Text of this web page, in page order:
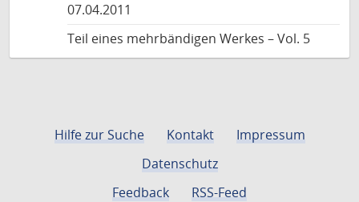
07.04.2011
Teil eines mehrbändigen Werkes – Vol. 5
Hilfe zur Suche Kontakt
Impressum
Datenschutz
Feedback
RSS-Feed